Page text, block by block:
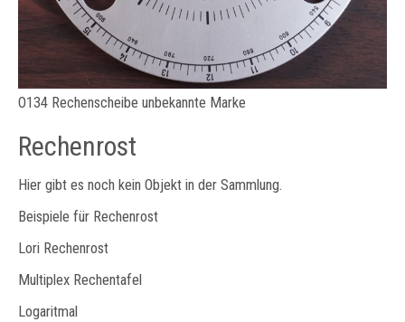
O134 Rechenscheibe unbekannte Marke
Rechenrost
Hier gibt es noch kein Objekt in der Sammlung.
Beispiele für Rechenrost
Lori Rechenrost
Multiplex Rechentafel
Logaritmal